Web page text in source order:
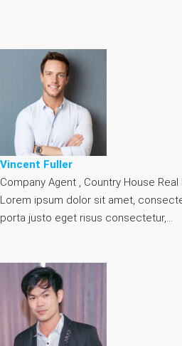
Vincent Fuller
Company Agent , Country House Real
Lorem ipsum dolor sit amet,
porta justo eget risus consectetur,…